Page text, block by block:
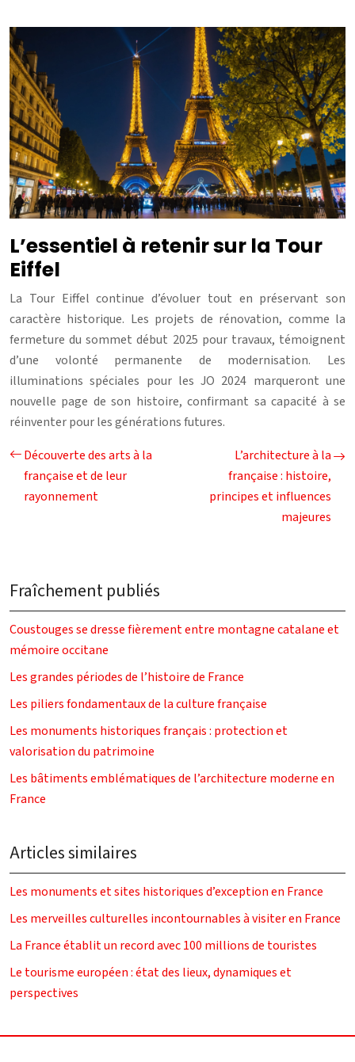
L’essentiel à retenir sur la Tour
Eiffel
La Tour Eiffel continue d’évoluer tout en préservant son
caractère historique. Les projets de rénovation, comme la
fermeture du sommet début 2025 pour travaux, témoignent
d’une volonté permanente de modernisation. Les
illuminations spéciales pour les JO 2024 marqueront une
nouvelle page de son histoire, confirmant sa capacité à se
réinventer pour les générations futures.
Découverte des arts à la
française et de leur
rayonnement
L’architecture à la
française : histoire,
principes et influences
majeures
Fraîchement publiés
Coustouges se dresse fièrement entre montagne catalane et
mémoire occitane
Les grandes périodes de l’histoire de France
Les piliers fondamentaux de la culture française
Les monuments historiques français : protection et
valorisation du patrimoine
Les bâtiments emblématiques de l’architecture moderne en
France
Articles similaires
Les monuments et sites historiques d’exception en France
Les merveilles culturelles incontournables à visiter en France
La France établit un record avec 100 millions de touristes
Le tourisme européen : état des lieux, dynamiques et
perspectives